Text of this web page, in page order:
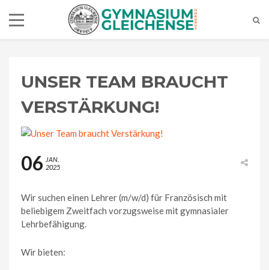
UNSER TEAM BRAUCHT
VERSTÄRKUNG!
06 JAN.
2025
Wir suchen einen Lehrer (m/w/d) für Französisch mit
beliebigem Zweitfach vorzugsweise mit gymnasialer
Lehrbefähigung.
Wir bieten: